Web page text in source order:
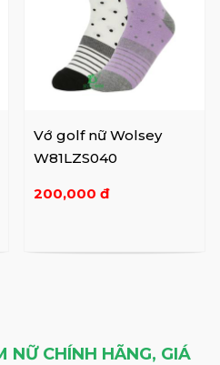
Vớ golf nữ Wolsey
W81LZS040
200,000 đ
NỮ CHÍNH HÃNG, GIÁ